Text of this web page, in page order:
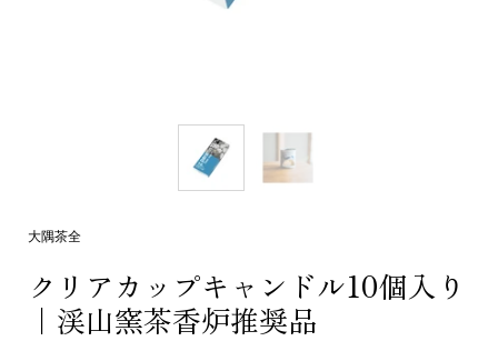
大隅茶全
クリアカップキャンドル10個入り
｜渓山窯茶香炉推奨品